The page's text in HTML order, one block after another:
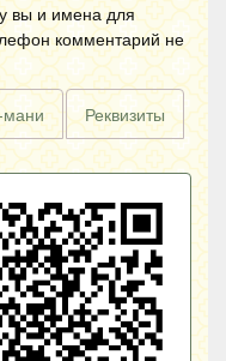
вы и имена для
комментарий не
Реквизиты